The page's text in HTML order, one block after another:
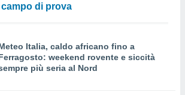
di prova
Italia, caldo africano fino a
weekend rovente e siccità
più seria al Nord